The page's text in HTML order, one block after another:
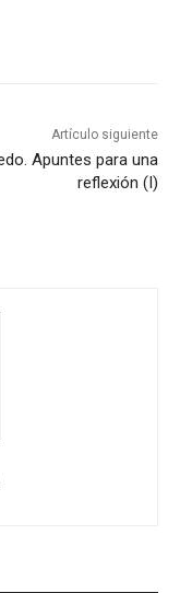
Artículo siguiente
Apuntes para una
reflexión (I)